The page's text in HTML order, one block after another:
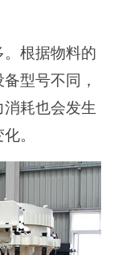
。根据物料的
型号不同，
耗也会发生
。